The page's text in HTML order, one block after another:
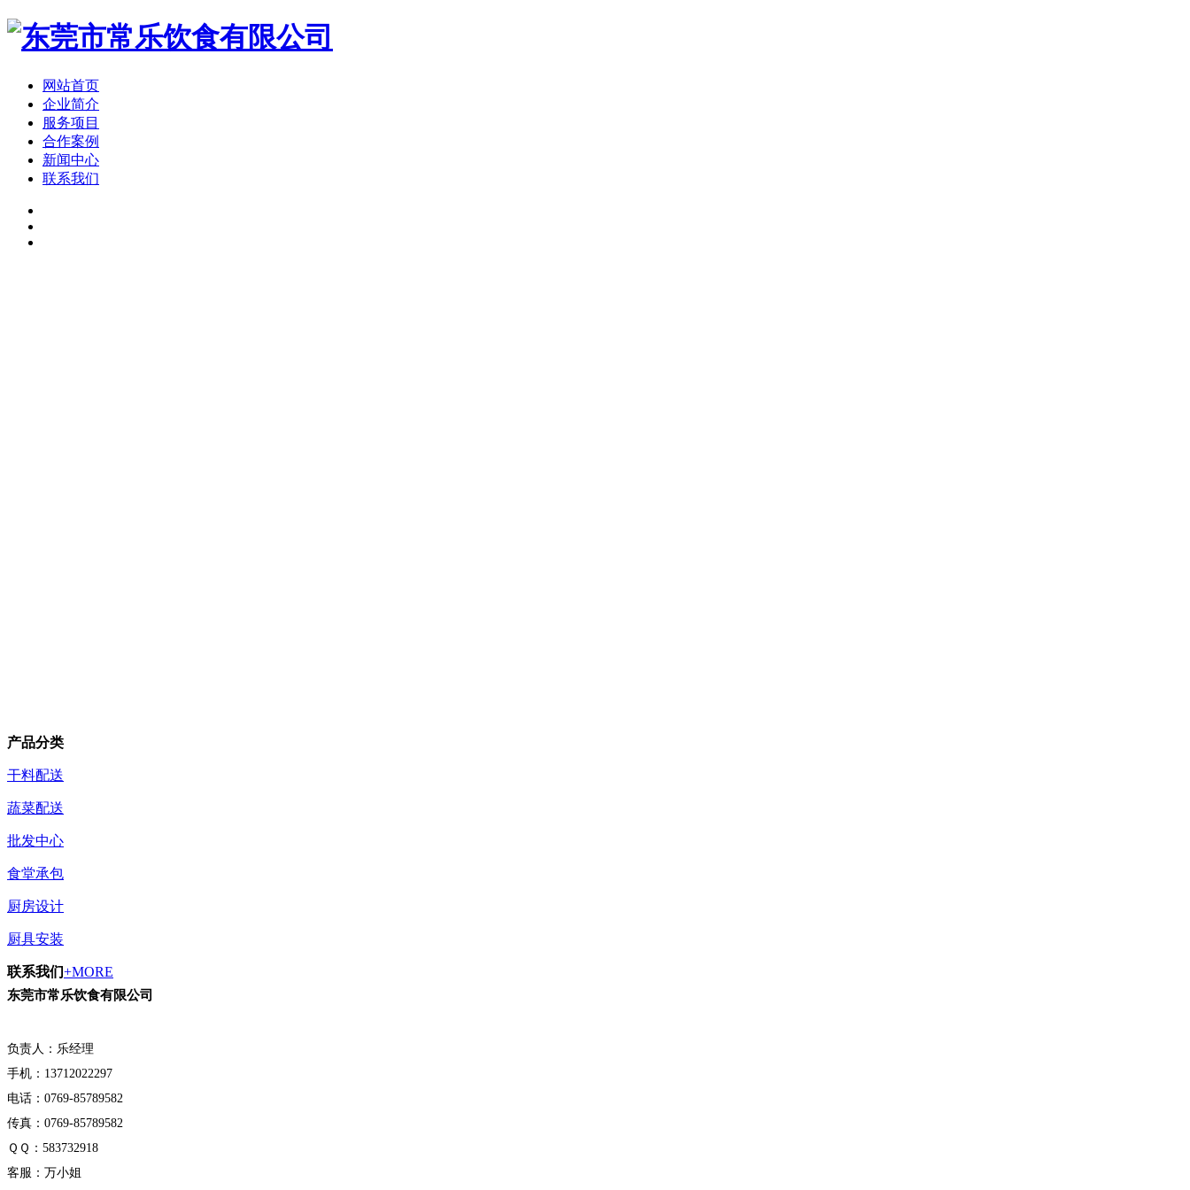
网站首页
企业简介
服务项目
合作案例
新闻中心
联系我们
产品分类
干料配送
蔬菜配送
批发中心
食堂承包
厨房设计
厨具安装
联系我们+MORE
东莞市常乐饮食有限公司
负责人：乐经理
手机：13712022297
电话：0769-85789582
传真：0769-85789582
ＱＱ：583732918
客服：万小姐